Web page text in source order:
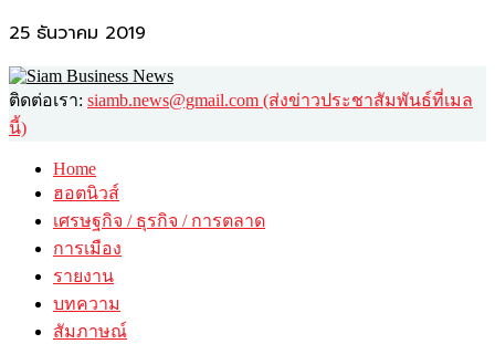
25 ธันวาคม 2019
ติดต่อเรา: siamb.news@gmail.com (ส่งข่าวประชาสัมพันธ์ที่เมล
นี้)
Home
ฮอตนิวส์
เศรษฐกิจ / ธุรกิจ / การตลาด
การเมือง
รายงาน
บทความ
สัมภาษณ์